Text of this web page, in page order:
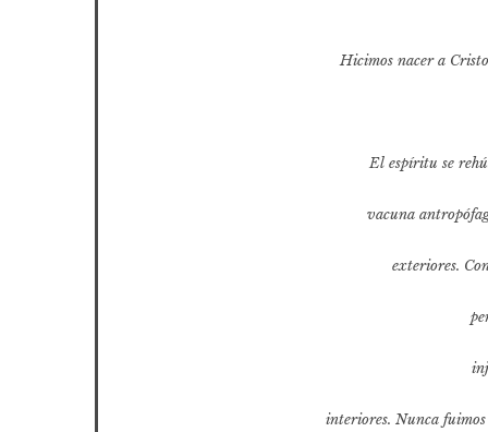
Hicimos nacer a
El espíritu se
vacuna
exteriores.
interiores. Nunca